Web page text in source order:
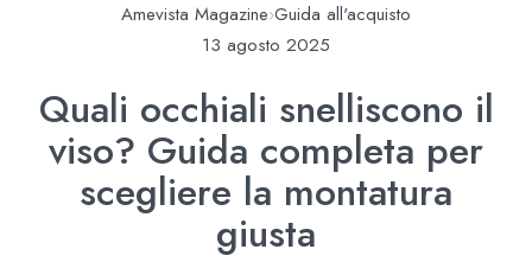
Amevista Magazine›Guida all'acquisto
13 agosto 2025
Quali occhiali snelliscono il
viso? Guida completa per
scegliere la montatura
giusta